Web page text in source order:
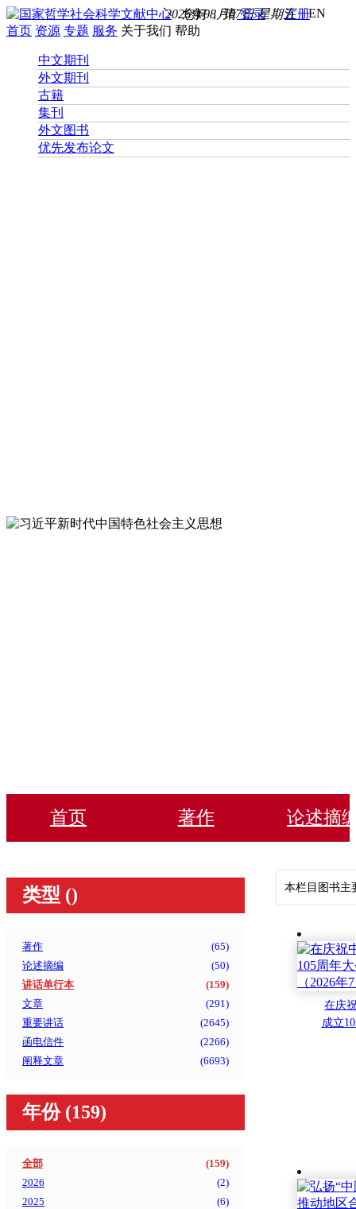
您好， 请登录 注册EN
2026年08月07日 星期五
首页 资源 专题 服务 关于我们 帮助
中文期刊
外文期刊
古籍
集刊
外文图书
优先发布论文
首页 著作 论述摘
类型 ()
著作 (65)
论述摘编
(50)
讲话单行本
(159)
文章
(291 )
重要讲话
(2645)
函电信件
(2266)
阐释文章
(6693)
年份 (159)
全部 (159)
2026
(2)
2025
(6)
本栏目图书主
在庆
成立